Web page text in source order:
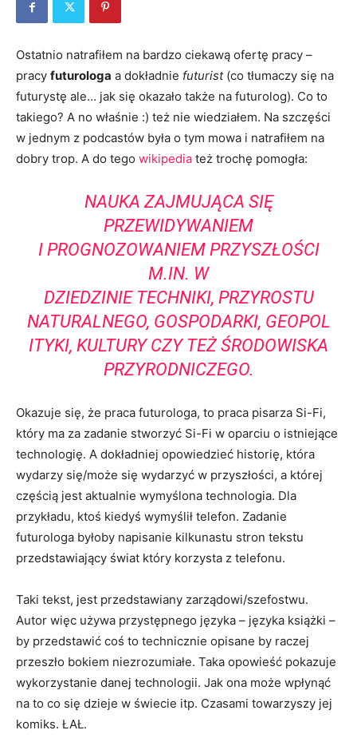
Ostatnio natrafiłem na bardzo ciekawą ofertę pracy –
pracy futurologa a dokładnie futurist(co tłumaczy się na
futurystę ale… jak się okazało także na futurolog). Co to
takiego? A no właśnie :) też nie wiedziałem. Na szczęści
w jednym z podcastów była o tym mowa i natrafiłem na
dobry trop. A do tego wikipedia też trochę pomogła:
NAUKA ZAJMUJĄCA SIĘ
PRZEWIDYWANIEM
I PROGNOZOWANIEM PRZYSZŁOŚCI
M.IN. W
DZIEDZINIE TECHNIKI, PRZYROSTU
NATURALNEGO, GOSPODARKI, GEOPOL
ITYKI, KULTURY CZY TEŻ ŚRODOWISKA
PRZYRODNICZEGO.
Okazuje się, że praca futurologa, to praca pisarza Si-Fi,
który ma za zadanie stworzyć Si-Fi w oparciu o istniejące
technologię. A dokładniej opowiedzieć historię, która
wydarzy się/może się wydarzyć w przyszłości, a której
częścią jest aktualnie wymyślona technologia. Dla
przykładu, ktoś kiedyś wymyślił telefon. Zadanie
futurologa byłoby napisanie kilkunastu stron tekstu
przedstawiający świat który korzysta z telefonu.
Taki tekst, jest przedstawiany zarządowi/szefostwu.
Autor więc używa przystępnego języka – języka książki –
by przedstawić coś to technicznie opisane by raczej
przeszło bokiem niezrozumiałe. Taka opowieść pokazuje
wykorzystanie danej technologii. Jak ona może wpłynąć
na to co się dzieje w świecie itp. Czasami towarzyszy jej
komiks. ŁAŁ.